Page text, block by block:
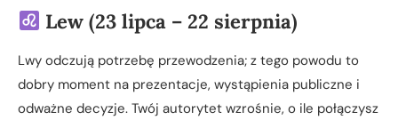
Lew (23 lipca – 22 sierpnia)
Lwy odczują potrzebę przewodzenia; z tego powodu to
dobry moment na prezentacje, wystąpienia publiczne i
odważne decyzje. Twój autorytet wzrośnie, o ile połączysz